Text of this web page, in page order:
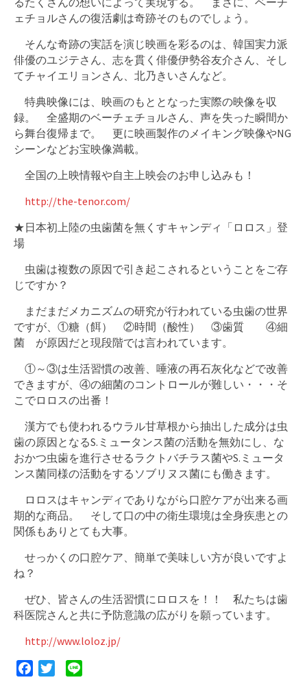
ェチョルさんの復活劇は奇跡そのものでしょう。
そんな奇跡の実話を演じ映画を彩るのは、韓国実力派
俳優のユジテさん、志を貫く俳優伊勢谷友介さん、そし
てチャイエリョンさん、北乃きいさんなど。
特典映像には、映画のもととなった実際の映像を収
録。 全盛期のベーチェチョルさん、声を失った瞬間か
ら舞台復帰まで。 更に映画製作のメイキング映像やNG
シーンなどお宝映像満載。
全国の上映情報や自主上映会のお申し込みも！
http://the-tenor.com/
★日本初上陸の虫歯菌を無くすキャンディ「ロロス」登
場
虫歯は複数の原因で引き起こされるということをご存
じですか？
まだまだメカニズムの研究が行われている虫歯の世界
ですが、①糖（餌） ②時間（酸性） ③歯質 ④細
菌 が原因だと現段階では言われています。
①～③は生活習慣の改善、唾液の再石灰化などで改善
できますが、④の細菌のコントロールが難しい・・・そ
こでロロスの出番！
漢方でも使われるウラル甘草根から抽出した成分は虫
歯の原因となるS.ミュータンス菌の活動を無効にし、な
おかつ虫歯を進行させるラクトバチラス菌やS.ミュータ
ンス菌同様の活動をするソブリヌス菌にも働きます。
ロロスはキャンディでありながら口腔ケアが出来る画
期的な商品。 そして口の中の衛生環境は全身疾患との
関係もありとても大事。
せっかくの口腔ケア、簡単で美味しい方が良いですよ
ね？
ぜひ、皆さんの生活習慣にロロスを！！ 私たちは歯
科医院さんと共に予防意識の広がりを願っています。
http://www.loloz.jp/